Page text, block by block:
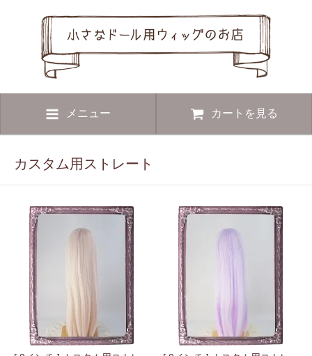
メニュー カートを見る
カスタム用ストレート